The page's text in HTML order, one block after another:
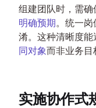
组建团队时，需确
明确预期。统一
淆。这种清晰度能
同对象而非业务目
实施协作式